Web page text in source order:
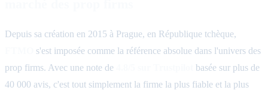
Depuis sa création en 2015 à Prague, en République tchèque,
s'est imposée comme la référence absolue dans l'univers des
prop firms. Avec une note de
basée sur plus de
40 000 avis, c'est tout simplement la firme la plus fiable et la plus